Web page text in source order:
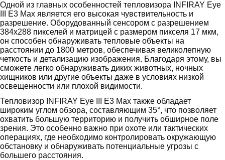
Одной из главных особенностей тепловизора INFIRAY Eye
III E3 Max является его высокая чувствительность и
разрешение. Оборудованный сенсором с разрешением
384х288 пикселей и матрицей с размером пикселя 17 мкм,
он способен обнаруживать тепловые объекты на
расстоянии до 1800 метров, обеспечивая великолепную
четкость и детализацию изображения. Благодаря этому, вы
сможете легко обнаруживать диких животных, ночных
хищников или другие объекты даже в условиях низкой
освещенности или плохой видимости.
Тепловизор INFIRAY Eye III E3 Max также обладает
широким углом обзора, составляющим 35°, что позволяет
охватить большую территорию и получить обширное поле
зрения. Это особенно важно при охоте или тактических
операциях, где необходимо контролировать окружающую
обстановку и обнаруживать потенциальные угрозы с
большего расстояния.